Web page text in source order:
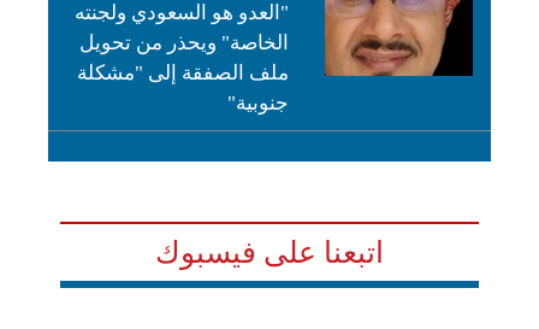
"العدو هو السعودي ولجنته
الخاصة" ويحذر من تحويل
ملف الصفقة إلى "مشكلة
جنوبية"
اتبعنا على فيسبوك